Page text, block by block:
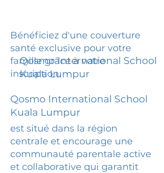
Bénéficiez d'une couverture
santé exclusive pour votre
famille grâce à votre
inscription.
Qosmo International School
Kuala Lumpur
Qosmo International School
Kuala Lumpur
est situé dans la région
centrale et encourage une
communauté parentale active
et collaborative qui garantit